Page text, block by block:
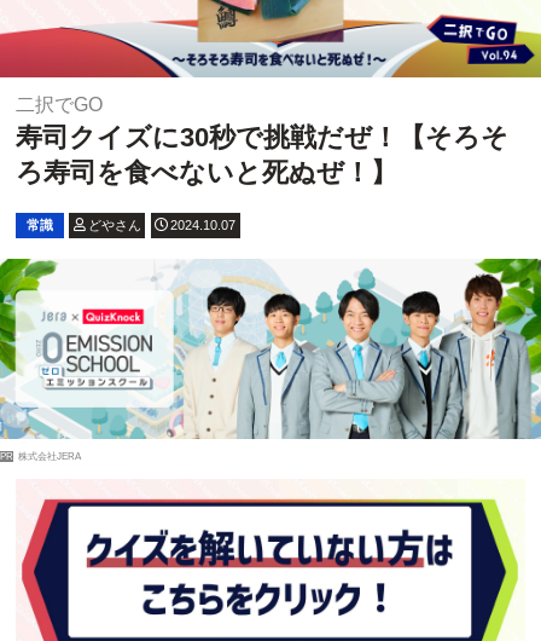
二択でGO
寿司クイズに30秒で挑戦だぜ！【そろそ
ろ寿司を食べないと死ぬぜ！】
常識 どやさん 2024.10.07
PR 株式会社JERA